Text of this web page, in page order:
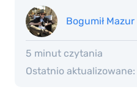
Bogumił Mazur
5 minut czytania
Ostatnio aktualizowane: